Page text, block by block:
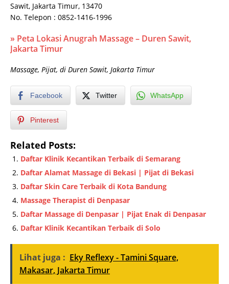
Sawit, Jakarta Timur, 13470
No. Telepon : 0852-1416-1996
» Peta Lokasi Anugrah Massage – Duren Sawit,
Jakarta Timur
Massage, Pijat, di Duren Sawit, Jakarta Timur
Facebook Twitter WhatsApp
Pinterest
Related Posts:
Daftar Klinik Kecantikan Terbaik di Semarang
Daftar Alamat Massage di Bekasi | Pijat di Bekasi
Daftar Skin Care Terbaik di Kota Bandung
Massage Therapist di Denpasar
Daftar Massage di Denpasar | Pijat Enak di Denpasar
Daftar Klinik Kecantikan Terbaik di Solo
Lihat juga : Eky Reflexy - Tamini Square,
Makasar, Jakarta Timur